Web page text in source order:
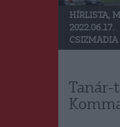
HÍRLISTA,
2022.06.17.
CSIZMADIA
Tanár-